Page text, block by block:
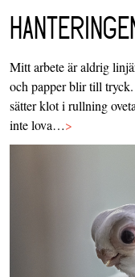
Mitt arbete är aldrig
och papper blir till
sätter klot i rullning
inte lova…>